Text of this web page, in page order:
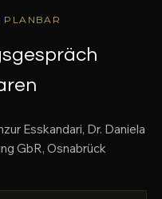
PLANBAR
Esskandari, Dr. Daniela
GbR, Osnabrück